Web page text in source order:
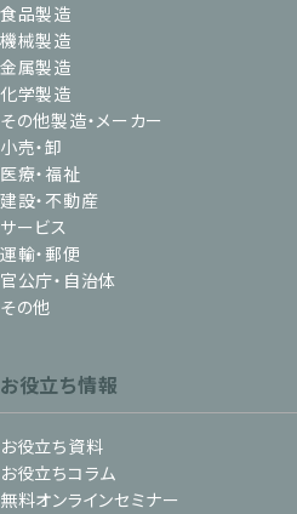
食品製造
機械製造
金属製造
化学製造
その他製造・メーカー
小売・卸
医療・福祉
建設・不動産
サービス
運輸・郵便
官公庁・自治体
その他
お役立ち情報
お役立ち資料
お役立ちコラム
無料オンラインセミナー